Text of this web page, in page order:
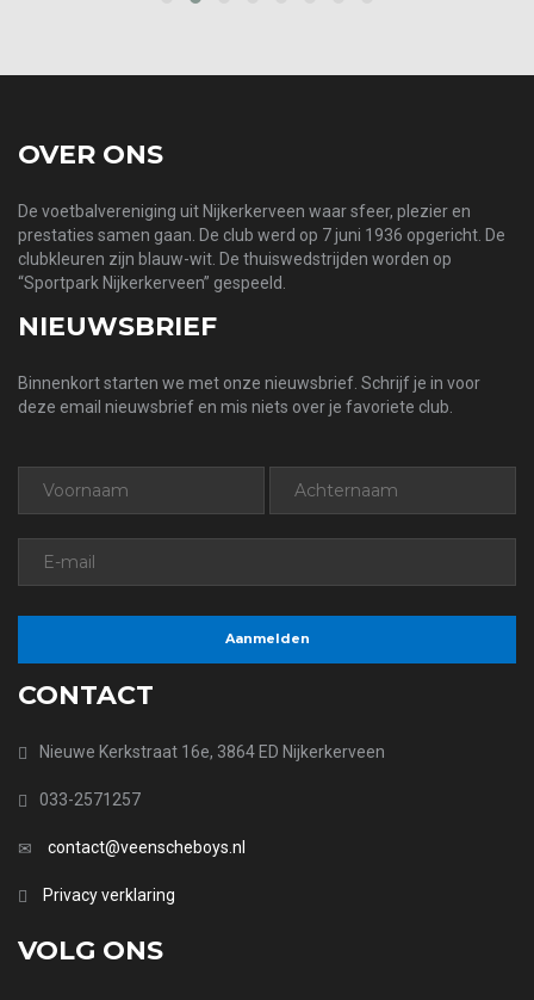
OVER ONS
De voetbalvereniging uit Nijkerkerveen waar sfeer, plezier en
prestaties samen gaan. De club werd op 7 juni 1936 opgericht. De
clubkleuren zijn blauw-wit. De thuiswedstrijden worden op
“Sportpark Nijkerkerveen” gespeeld.
NIEUWSBRIEF
Binnenkort starten we met onze nieuwsbrief. Schrijf je in voor
deze email nieuwsbrief en mis niets over je favoriete club.
CONTACT
Nieuwe Kerkstraat 16e, 3864 ED Nijkerkerveen
033-2571257
contact@veenscheboys.nl
Privacy verklaring
VOLG ONS